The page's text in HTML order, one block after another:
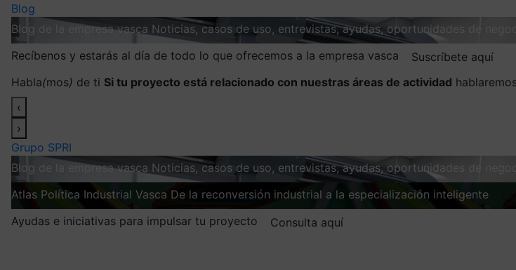
Blog
Blog de la empresa vasca Noticias, casos de uso, entrevistas, ayudas, oportunidades de
Recíbenos y estarás al día de todo lo que ofrecemos a la empresa vasca
Suscríbete aquí
Habla(mos) de ti Si tu proyecto está relacionado con nuestras áreas de actividad
‹
›
Grupo SPRI
Blog de la empresa vasca Noticias, casos de uso, entrevistas, ayudas, oportunidades de
Atlas Política Industrial Vasca De la reconversión industrial a la especialización inteligente
Ayudas e iniciativas para impulsar tu proyecto
Consulta aquí